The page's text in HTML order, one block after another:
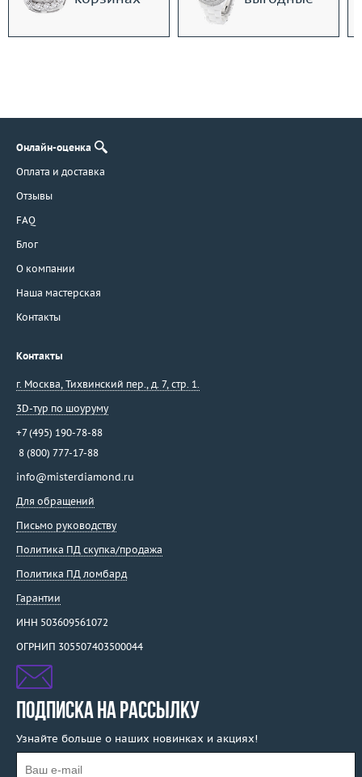
Онлайн-оценка
Оплата и доставка
Отзывы
FAQ
Блог
О компании
Наша мастерская
Контакты
Контакты
г. Москва, Тихвинский пер., д. 7, стр. 1.
3D-тур по шоуруму
+7 (495) 190-78-88
8 (800) 777-17-88
info@misterdiamond.ru
Для обращений
Письмо руководству
Политика ПД скупка/продажа
Политика ПД ломбард
Гарантии
ИНН 503609561072
ОГРНИП 305507403500044
ПОДПИСКА НА РАССЫЛКУ
Узнайте больше о наших новинках и акциях!